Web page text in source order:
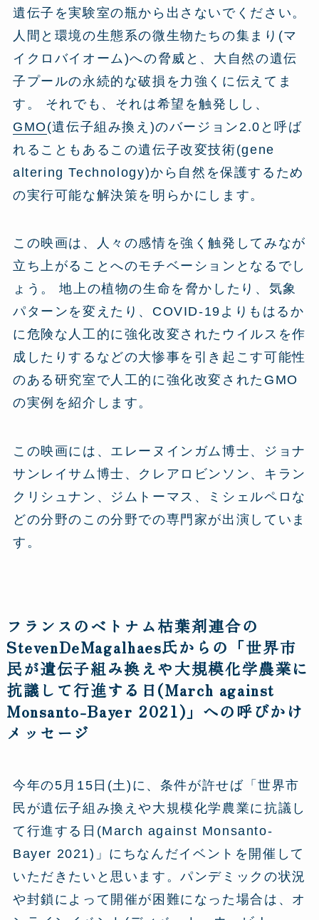
遺伝子を実験室の瓶から出さないでください。
人間と環境の生態系の微生物たちの集まり(マ
イクロバイオーム)への脅威と、大自然の遺伝
子プールの永続的な破損を力強くに伝えてま
す。 それでも、それは希望を触発しし、
GMO (遺伝子組み換え)のバージョン2.0と呼ば
れることもあるこの遺伝子改変技術(gene
altering Technology)から自然を保護するため
の実行可能な解決策を明らかにします。
この映画は、人々の感情を強く触発してみなが
立ち上がることへのモチベーションとなるでし
ょう。 地上の植物の生命を脅かしたり、気象
パターンを変えたり、COVID-19よりもはるか
に危険な人工的に強化改変されたウイルスを作
成したりするなどの大惨事を引き起こす可能性
のある研究室で人工的に強化改変されたGMO
の実例を紹介します。
この映画には、エレーヌインガム博士、ジョナ
サンレイサム博士、クレアロビンソン、キラン
クリシュナン、ジムトーマス、ミシェルペロな
どの分野のこの分野での専門家が出演していま
す。
フランスのベトナム枯葉剤連合の
StevenDeMagalhaes氏からの「世界市
民が遺伝子組み換えや大規模化学農業に
抗議して行進する日(March against
Monsanto-Bayer 2021)」への呼びかけ
メッセージ
今年の5月15日(土)に、条件が許せば「世界市
民が遺伝子組み換えや大規模化学農業に抗議し
て行進する日(March against Monsanto-
Bayer 2021)」にちなんだイベントを開催して
いただきたいと思います。パンデミックの状況
や封鎖によって開催が困難になった場合は、オ